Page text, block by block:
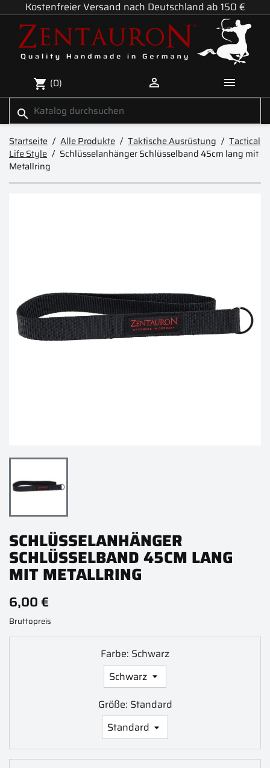
Kostenfreier Versand nach Deutschland ab 150 €
shopping_cart (0)  
search
Startseite Alle Produkte Taktische Ausrüstung
Tactical
Life Style
Schlüsselanhänger Schlüsselband 45cm lang mit
Metallring
SCHLÜSSELANHÄNGER
SCHLÜSSELBAND 45CM LANG
MIT METALLRING
6,00 €
Bruttopreis
Farbe: Schwarz
Größe: Standard